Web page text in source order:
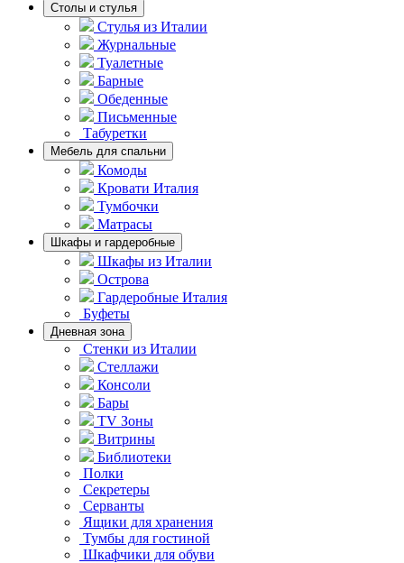
Столы и стулья
Стулья из Италии
Журнальные
Туалетные
Барные
Обеденные
Письменные
Табуретки
Мебель для спальни
Комоды
Кровати Италия
Тумбочки
Матрасы
Шкафы и гардеробные
Шкафы из Италии
Острова
Гардеробные Италия
Буфеты
Дневная зона
Стенки из Италии
Стеллажи
Консоли
Бары
TV Зоны
Витрины
Библиотеки
Полки
Секретеры
Серванты
Ящики для хранения
Тумбы для гостиной
Шкафчики для обуви